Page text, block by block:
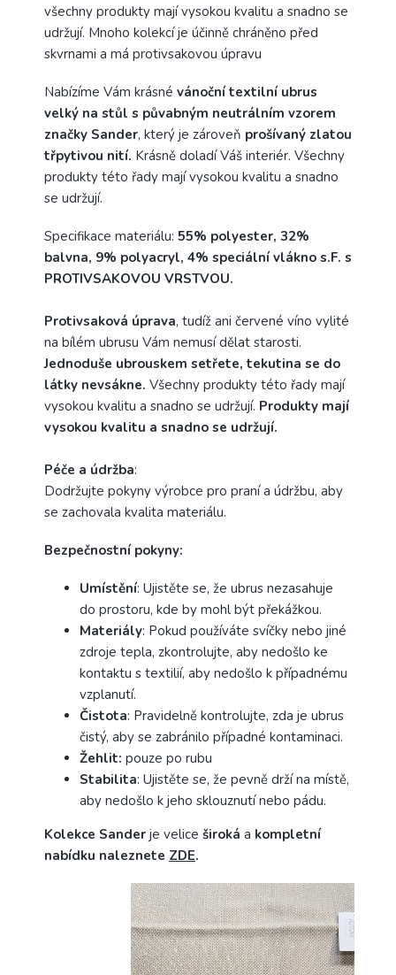
všechny produkty mají vysokou kvalitu a snadno se
udržují. Mnoho kolekcí je účinně chráněno před
skvrnami a má protivsakovou úpravu
Nabízíme Vám krásné vánoční textilní ubrus
velký na stůl s půvabným neutrálním vzorem
značky Sander, který je zároveň prošívaný zlatou
třpytivou nití. Krásně doladí Váš interiér. Všechny
produkty této řady mají vysokou kvalitu a snadno
se udržují.
Specifikace materiálu: 55% polyester, 32%
balvna, 9% polyacryl, 4% speciální vlákno s.F. s
PROTIVSAKOVOU VRSTVOU.
Protivsaková úprava, tudíž ani červené víno vylité
na bílém ubrusu Vám nemusí dělat starosti.
Jednoduše ubrouskem setřete, tekutina se do
látky nevsákne. Všechny produkty této řady mají
vysokou kvalitu a snadno se udržují. Produkty mají
vysokou kvalitu a snadno se udržují.
Péče a údržba:
Dodržujte pokyny výrobce pro praní a údržbu, aby
se zachovala kvalita materiálu.
Bezpečnostní pokyny:
Umístění: Ujistěte se, že ubrus nezasahuje
do prostoru, kde by mohl být překážkou.
Materiály: Pokud používáte svíčky nebo jiné
zdroje tepla, zkontrolujte, aby nedošlo ke
kontaktu s textilií, aby nedošlo k případnému
vzplanutí.
Čistota: Pravidelně kontrolujte, zda je ubrus
čistý, aby se zabránilo případné kontaminaci.
Žehlit: pouze po rubu
Stabilita: Ujistěte se, že pevně drží na místě,
aby nedošlo k jeho sklouznutí nebo pádu.
Kolekce Sander je velice široká a kompletní
nabídku naleznete ZDE.